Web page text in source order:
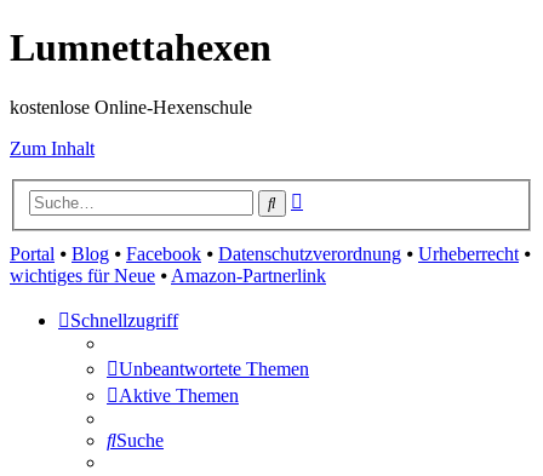
Lumnettahexen
kostenlose Online-Hexenschule
Zum Inhalt
Suche
Portal ⦁ Blog ⦁ Facebook ⦁ Datenschutzverordnung ⦁ Urheberrecht⦁
wichtiges für Neue ⦁Amazon-Partnerlink
Schnellzugriff
Unbeantwortete Themen
Aktive Themen
Suche